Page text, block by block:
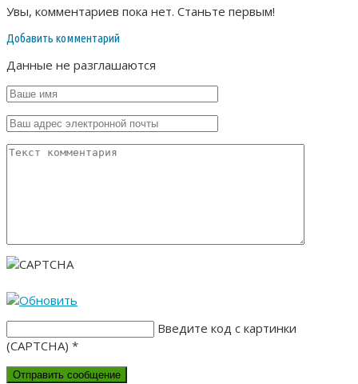
Увы, комментариев пока нет. Станьте первым!
Добавить комментарий
Данные не разглашаются
Введите код с картинки
(CAPTCHA) *